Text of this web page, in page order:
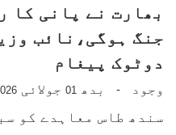
بھارت نے پانی کا
جنگ ہوگی،نائب
دوٹوک پیغام
وجود - بدھ 01 جولائی
سندھ طاس معاہدے کو